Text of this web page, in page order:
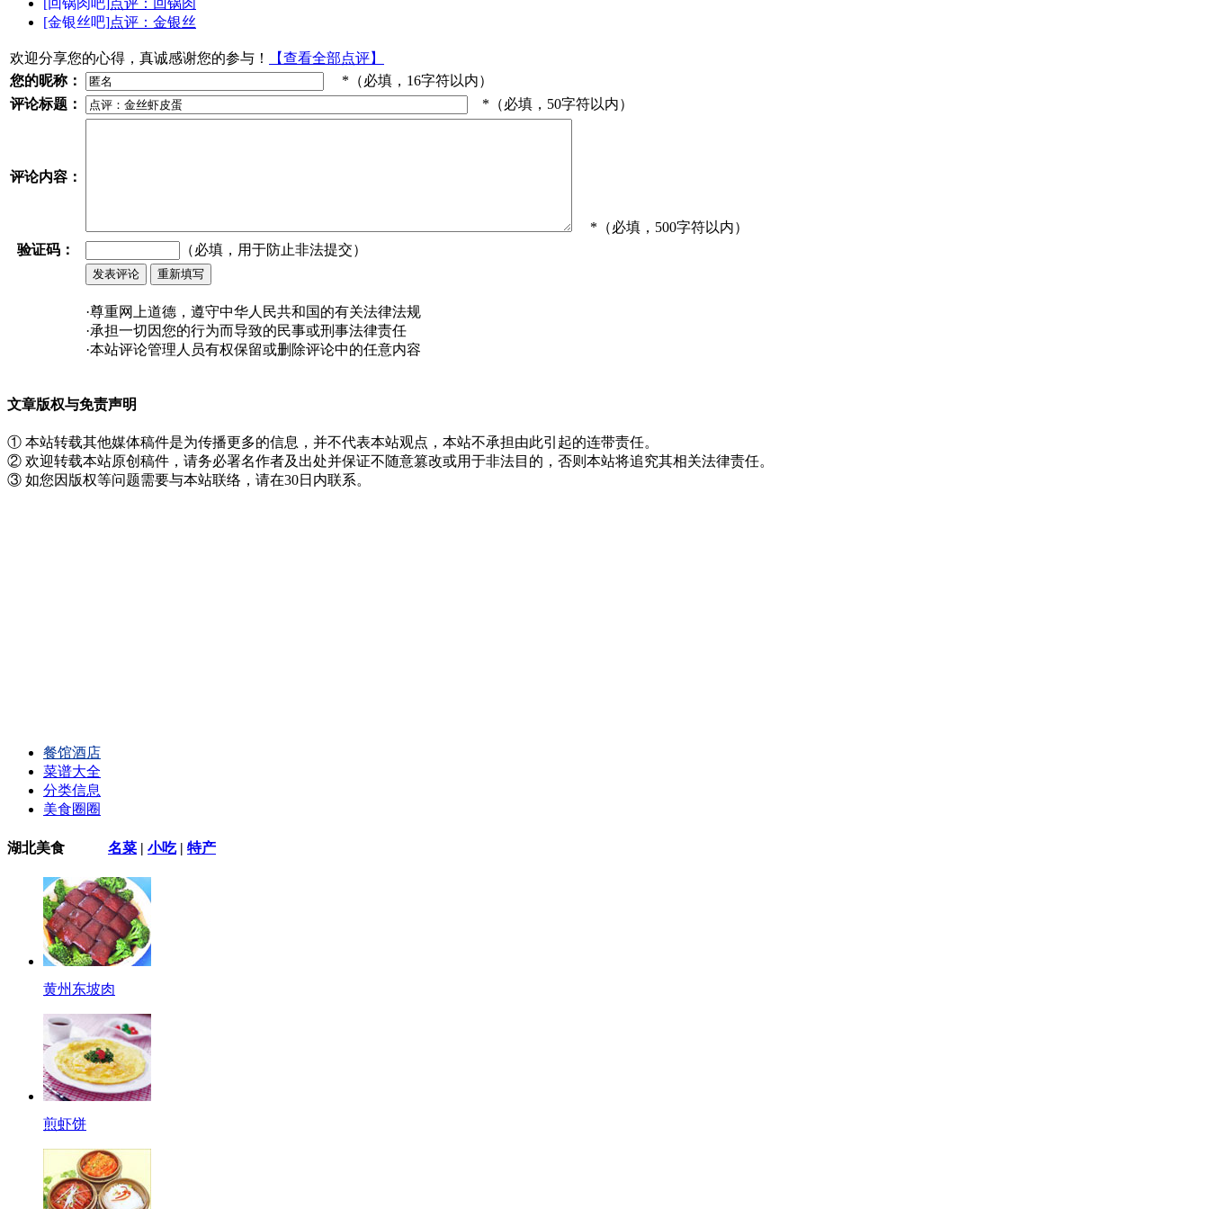
[金银丝吧]点评：金银丝
欢迎分享您的心得，真诚感谢您的参与！
【查看全部点评】
您的昵称：
*（必填，16字符以内）
评论标题：
*（必填，50字符以内）
评论内容：
*（必填，500字符以内）
验证码：
（必填，用于防止非法提交）
·尊重网上道德，遵守中华人民共和国的有关法律法规
·承担一切因您的行为而导致的民事或刑事法律责任
·本站评论管理人员有权保留或删除评论中的任意内容
文章版权与免责声明
① 本站转载其他媒体稿件是为传播更多的信息，并不代表本站观点，本站不承担由此引起的连带责任。
② 欢迎转载本站原创稿件，请务必署名作者及出处并保证不随意篡改或用于非法目的，否则本站将追究其相关法律责任。
③ 如您因版权等问题需要与本站联络，请在30日内联系。
餐馆酒店
菜谱大全
分类信息
美食圈圈
湖北美食 名菜 | 小吃| 特产
黄州东坡肉
煎虾饼